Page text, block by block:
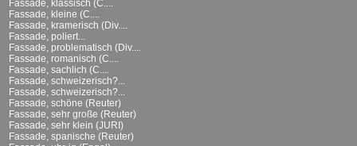
Fassade, klassisch (C....
Fassade, kleine (C....
Fassade, kramerisch (Div....
Fassade, poliert...
Fassade, problematisch (Div....
Fassade, romanisch (C....
Fassade, sachlich (C....
Fassade, schweizerisch?...
Fassade, schweizerisch?...
Fassade, schöne (Reuter)
Fassade, sehr große (Reuter)
Fassade, sehr klein (JURI)
Fassade, spanische (Reuter)